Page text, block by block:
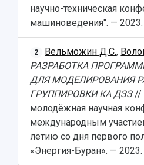
научно-техническая
машиноведения". —
2 Вельможин Д.С.,
РАЗРАБОТКА
ДЛЯ МОДЕЛИРОВАНИЯ
ГРУППИРОВКИ КА ДЗЗ//
молодёжная научная
международным
летию со дня первого
«Энергия-Буран». —